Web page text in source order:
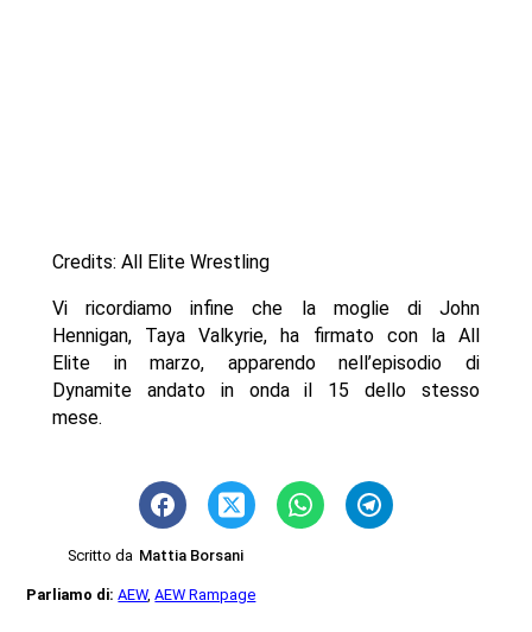
Credits: All Elite Wrestling
Vi ricordiamo infine che la moglie di John
Hennigan, Taya Valkyrie, ha firmato con la All
Elite in marzo, apparendo nell’episodio di
Dynamite andato in onda il 15 dello stesso
mese.
Scritto da Mattia Borsani
Parliamo di:AEW,AEW Rampage